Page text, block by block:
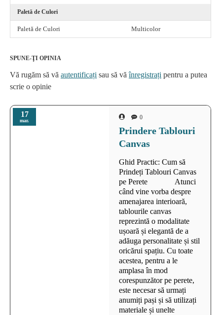
17
mar. 0
Prindere Tablouri
Canvas
Ghid Practic: Cum să
Prindeți Tablouri Canvas
pe Perete Atunci
când vine vorba despre
amenajarea interioară,
tablourile canvas
reprezintă o modalitate
ușoară și elegantă de a
adăuga personalitate și stil
oricărui spațiu. Cu toate
acestea, pentru a le
amplasa în mod
corespunzător pe perete,
este necesar să urmați
anumiți pași și să utilizați
materiale și unelte
Paletă de Culori
Paletă de Culori Multicolor
SPUNE-ŢI OPINIA
Vă rugăm să vă autentificați sau să văînregistrați pentru a putea
scrie o opinie